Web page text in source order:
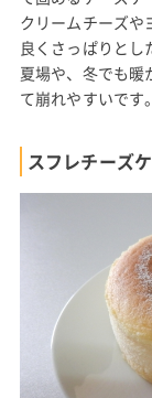
クリームチーズや
良くさっぱりとし
夏場や、冬でも暖
て崩れやすいです。
スフレチーズ